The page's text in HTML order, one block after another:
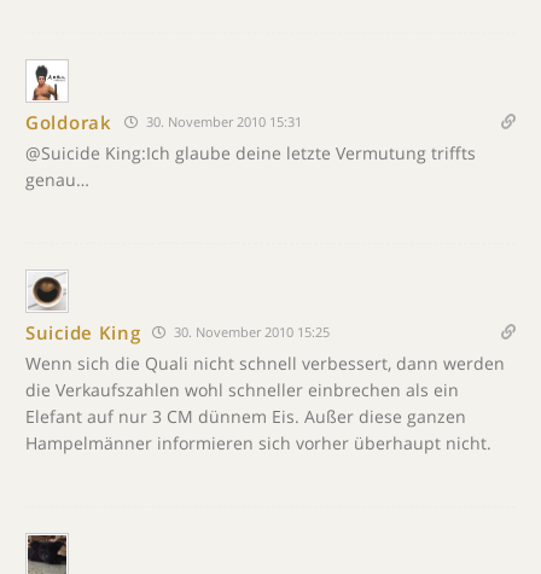
Goldorak 30. November 2010 15:31
@Suicide King:Ich glaube deine letzte Vermutung triffts
genau…
Suicide King 30. November 2010 15:25
Wenn sich die Quali nicht schnell verbessert, dann werden
die Verkaufszahlen wohl schneller einbrechen als ein
Elefant auf nur 3 CM dünnem Eis. Außer diese ganzen
Hampelmänner informieren sich vorher überhaupt nicht.